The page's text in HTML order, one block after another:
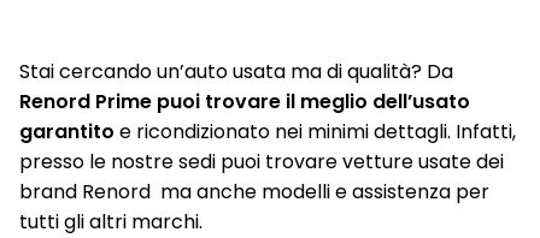
Stai cercando un’auto usata ma di qualità? Da
Renord Prime puoi trovare il meglio dell’usato
garantito e ricondizionato nei minimi dettagli. Infatti,
presso le nostre sedi puoi trovare vetture usate dei
brand Renord ma anche modelli e assistenza per
tutti gli altri marchi.